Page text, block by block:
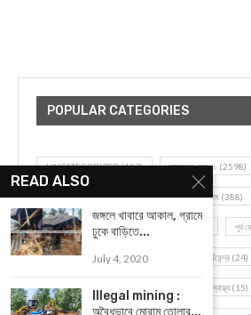
POPULAR CATEGORIES
UNCATEGORIZED(107) আজকের সেরা ১০ (2598)
খেলাধূলো(5) জেলার খবর(602) ঝাড়গ্রাম (388)
দৈনিক রাশিফল (819) পশ্চিম মেদিনীপুর পূর্ব
বন্যপ্রাণ(4) বিনোদন(3) ভ্রমণ এবং তীর্থকেন্দ্র (24)
রান্না-রেসিপী শরীর স্বাস্থ্য (15)
READ ALSO
জঙ্গলে খাবারে আকাল, গ্রামে
ঢুকে বাড়িতে...
July 4, 2020
Illegal mining :
অবৈধভাবে মোরাম তোলার...